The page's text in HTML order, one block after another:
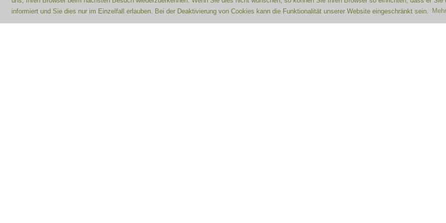
informiert und Sie dies nur im Einzelfall erlauben. Bei der Deaktivierung von Cookies kann die Funktionalität unserer Website eingeschränkt sein.